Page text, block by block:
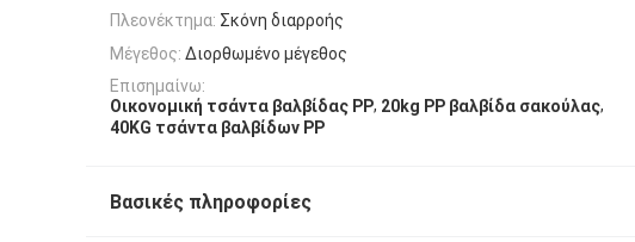
Πλεονέκτημα: Σκόνη διαρροής
Μέγεθος: Διορθωμένο μέγεθος
Επισημαίνω:
Οικονομική τσάντα βαλβίδας PP, 20kg PP βαλβίδα σακούλας,
40KG τσάντα βαλβίδων PP
Βασικές πληροφορίες